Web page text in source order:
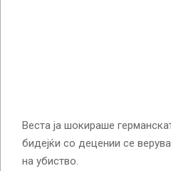
Веста ја шокираше
бидејќи со децении се
на убиство.